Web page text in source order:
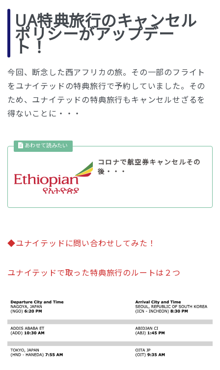
UA特典旅行のキャンセル
ポリシーがアップデー
ト！
今回、断念した西アフリカの旅。その一部のフライト
をユナイテッドの特典旅行で予約していました。その
ため、ユナイテッドの特典旅行もキャンセルせざるを
得ないことに・・・
コロナで航空券キャンセルその
後・・・
◆ユナイテッドに問い合わせしてみた！
ユナイテッドで取った特典旅行のルートは２つ